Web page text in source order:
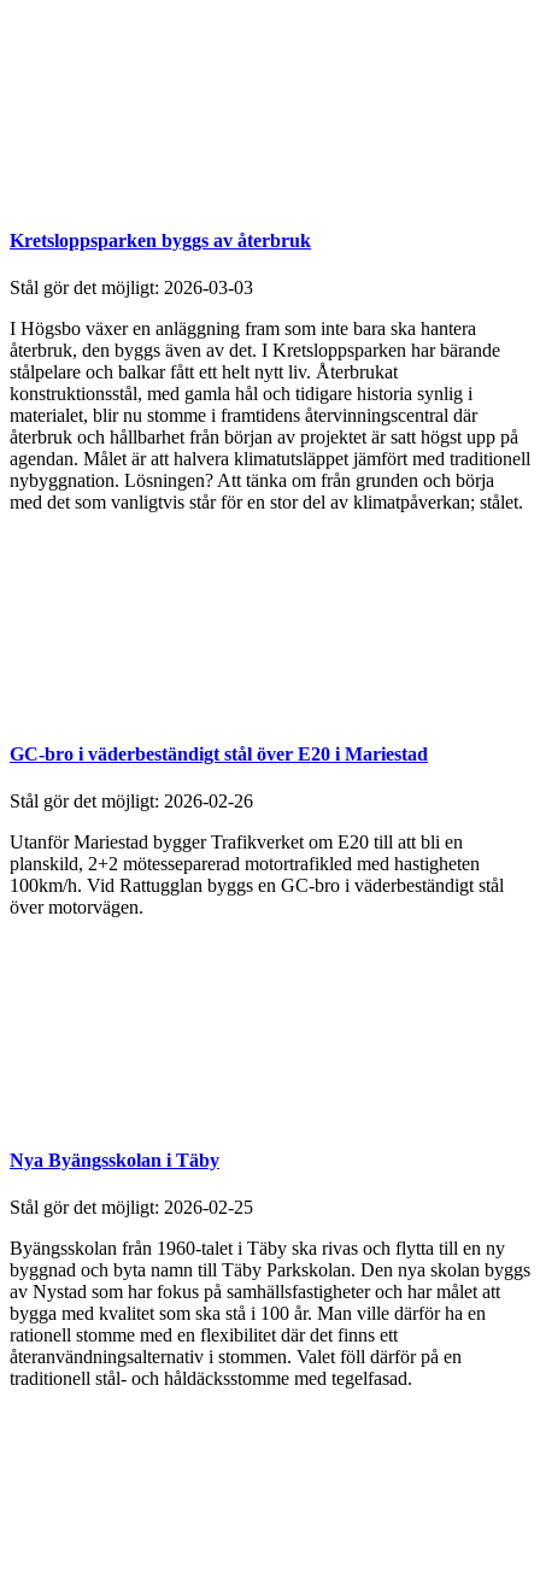
Kretsloppsparken byggs av återbruk
Stål gör det möjligt: 2026-03-03
I Högsbo växer en anläggning fram som inte bara ska hantera
återbruk, den byggs även av det. I Kretsloppsparken har bärande
stålpelare och balkar fått ett helt nytt liv. Återbrukat
konstruktionsstål, med gamla hål och tidigare historia synlig i
materialet, blir nu stomme i framtidens återvinningscentral där
återbruk och hållbarhet från början av projektet är satt högst upp på
agendan. Målet är att halvera klimatutsläppet jämfört med traditionell
nybyggnation. Lösningen? Att tänka om från grunden och börja
med det som vanligtvis står för en stor del av klimatpåverkan; stålet.
GC-bro i väderbeständigt stål över E20 i Mariestad
Stål gör det möjligt: 2026-02-26
Utanför Mariestad bygger Trafikverket om E20 till att bli en
planskild, 2+2 mötesseparerad motortrafikled med hastigheten
100km/h. Vid Rattugglan byggs en GC-bro i väderbeständigt stål
över motorvägen.
Nya Byängsskolan i Täby
Stål gör det möjligt: 2026-02-25
Byängsskolan från 1960-talet i Täby ska rivas och flytta till en ny
byggnad och byta namn till Täby Parkskolan. Den nya skolan byggs
av Nystad som har fokus på samhällsfastigheter och har målet att
bygga med kvalitet som ska stå i 100 år. Man ville därför ha en
rationell stomme med en flexibilitet där det finns ett
återanvändningsalternativ i stommen. Valet föll därför på en
traditionell stål- och håldäcksstomme med tegelfasad.